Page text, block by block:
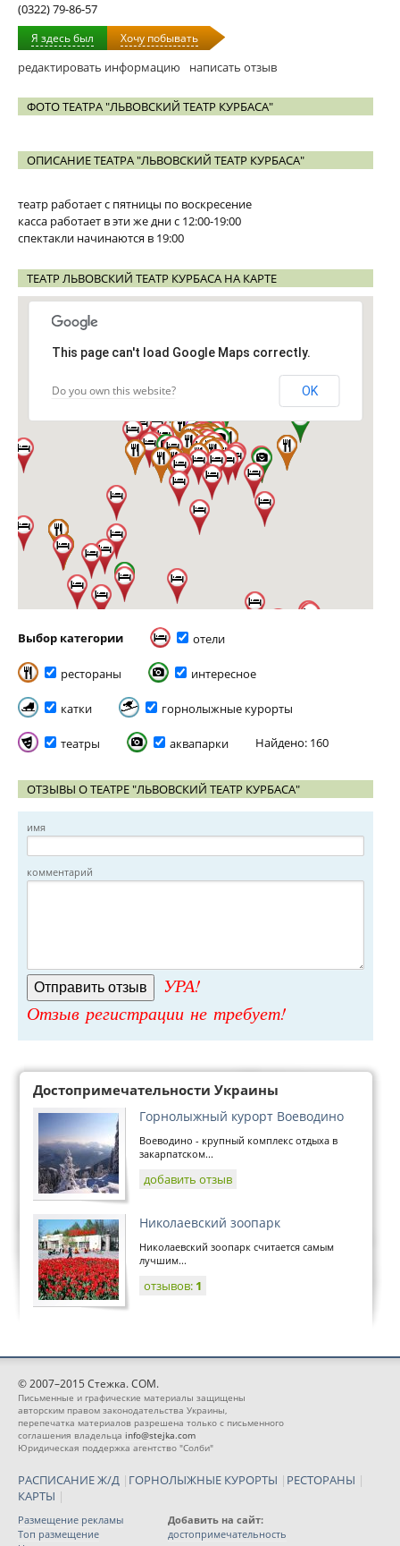
(0322) 79-86-57
Я здесь был Хочу побывать
редактировать информацию написать отзыв
ФОТО ТЕАТРА "ЛЬВОВСКИЙ ТЕАТР КУРБАСА"
ОПИСАНИЕ ТЕАТРА "ЛЬВОВСКИЙ ТЕАТР КУРБАСА"
театр работает с пятницы по воскресение
касса работает в эти же дни с 12:00-19:00
спектакли начинаются в 19:00
ТЕАТР ЛЬВОВСКИЙ ТЕАТР КУРБАСА НА КАРТЕ
This page can't load Google Maps correctly.
Do you own this website? OK
Выбор категории отели
рестораны интересное
катки горнолыжные курорты
театры аквапарки Найдено: 160
ОТЗЫВЫ О ТЕАТРЕ "ЛЬВОВСКИЙ ТЕАТР КУРБАСА"
имя
комментарий
УРА!
Отзыв регистрации не требует!
Достопримечательности Украины
Горнолыжный курорт Воеводино
Воеводино - крупный комплекс отдыха в
закарпатском...
добавить отзыв
Николаевский зоопарк
Николаевский зоопарк считается самым
лучшим...
отзывов: 1
© 2007–2015 Стежка. COM.
Письменные и графические материалы защищены
авторским правом законодательства Украины,
перепечатка материалов разрешена только с письменного
соглашения владельца info@stejka.com
Юридическая поддержка агентство "Солби"
РАСПИСАНИЕ Ж/Д | ГОРНОЛЫЖНЫЕ КУРОРТЫ | РЕСТОРАНЫ |
КАРТЫ |
Размещение рекламы
Топ размещение
Добавить на сайт:
достопримечательность